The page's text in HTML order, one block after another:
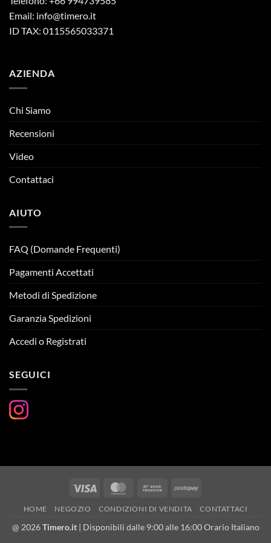
Email: info@timero.it
ID TAX: 0115565033371
AZIENDA
Chi Siamo
Recensioni
Video
Contattaci
AIUTO
FAQ (Domande Frequenti)
Pagamenti Accettati
Metodi di Spedizione
Garanzia Spedizioni
Accedi o Registrati
SEGUICI
Visa MasterCardBank
Postepay
HOME NEGOZIO CONDIZIONI DI VENDITA CONTATTACI
@ 2026Timero.it| Disponibili dalle 9:00 alle 16:00 Orario Italiano